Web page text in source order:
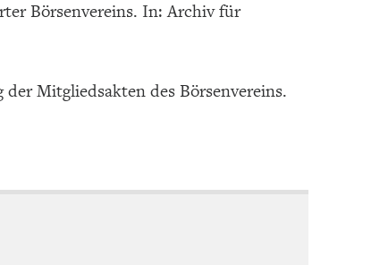
Börsenvereins. In: Archiv für
Mitgliedsakten des Börsenvereins.